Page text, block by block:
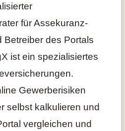
für Assekuranz-
Betreiber des Portals
ist ein spezialisiertes
Gewerberisiken
selbst kalkulieren und
vergleichen und